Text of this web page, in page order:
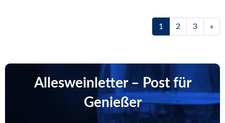
1 2 3 »
Allesweinletter – Post für
Genießer